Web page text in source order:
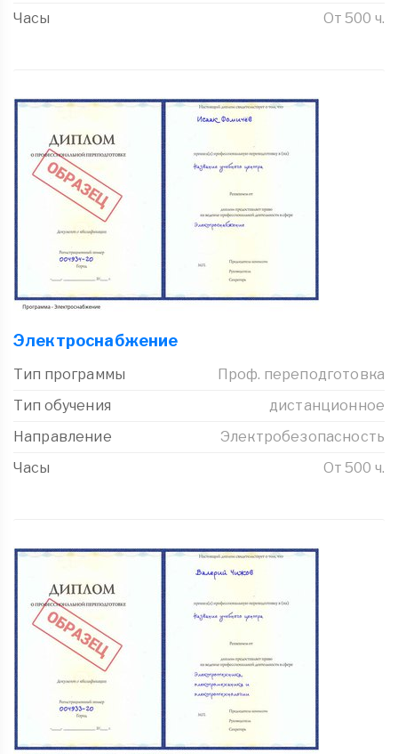
Часы
От 500 ч.
Электроснабжение
Тип программы
Проф. переподготовка
Тип обучения
дистанционное
Направление
Электробезопасность
Часы
От 500 ч.